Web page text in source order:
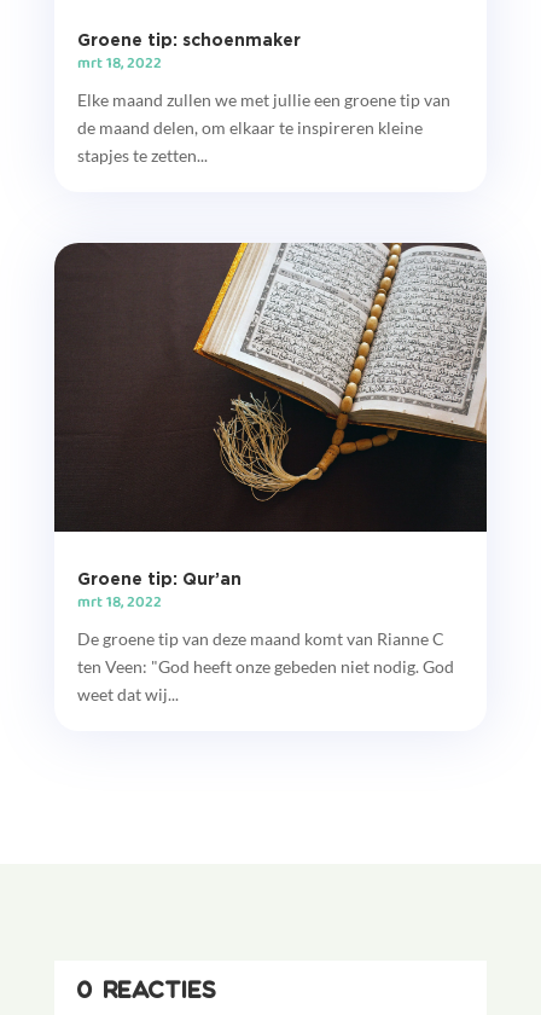
Groene tip: schoenmaker
mrt 18, 2022
Elke maand zullen we met jullie een groene tip van
de maand delen, om elkaar te inspireren kleine
stapjes te zetten...
Groene tip: Qur’an
mrt 18, 2022
De groene tip van deze maand komt van Rianne C
ten Veen: "God heeft onze gebeden niet nodig. God
weet dat wij...
0 reacties